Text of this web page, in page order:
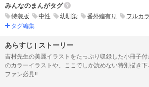
みんなのまんがタグ
特装版 中性 幼馴染 番外編有り
フルカ
タグ編集
あらすじ | ストーリー
吉村先生の美麗イラストをたっぷり収録した小冊子
のカラーイラストや、ここでしか読めない特別描き下
ファン必見!!